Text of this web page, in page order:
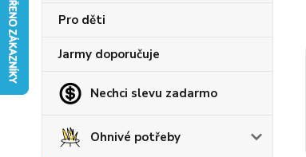
Pro děti
Jarmy doporučuje
Nechci slevu zadarmo
Ohnivé potřeby